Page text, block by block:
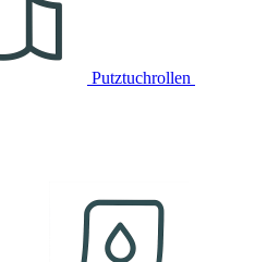
Putztuchrollen